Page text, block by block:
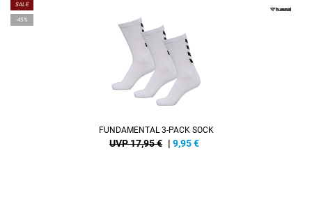
SALE
-45%
FUNDAMENTAL 3-PACK SOCK
UVP 17,95 € | 9,95€